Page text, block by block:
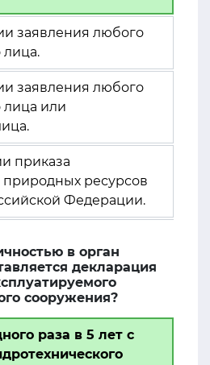
заявления любого
лица.
заявления любого
лица или
приказа
ресурсов
Федерации.
в орган
декларация
сооружения?
раза в 5 лет с